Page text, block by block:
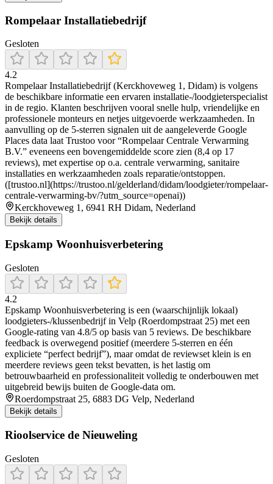
Rompelaar Installatiebedrijf
Gesloten
4.2
Rompelaar Installatiebedrijf (Kerckhoveweg 1, Didam) is volgens
de beschikbare informatie een ervaren installatie-/loodgieterspecialist
in de regio. Klanten beschrijven vooral snelle hulp, vriendelijke en
professionele monteurs en netjes uitgevoerde werkzaamheden. In
aanvulling op de 5-sterren signalen uit de aangeleverde Google
Places data laat Trustoo voor “Rompelaar Centrale Verwarming
B.V.” eveneens een bovengemiddelde score zien (8,4 op 17
reviews), met expertise op o.a. centrale verwarming, sanitaire
installaties en werkzaamheden zoals reparatie/ontstoppen.
([trustoo.nl](https://trustoo.nl/gelderland/didam/loodgieter/rompelaar-
centrale-verwarming-bv/?utm_source=openai))
Kerckhoveweg 1, 6941 RH Didam, Nederland
Bekijk details
Epskamp Woonhuisverbetering
Gesloten
4.2
Epskamp Woonhuisverbetering is een (waarschijnlijk lokaal)
loodgieters-/klussenbedrijf in Velp (Roerdompstraat 25) met een
Google-rating van 4.8/5 op basis van 5 reviews. De beschikbare
feedback is overwegend positief (meerdere 5-sterren en één
expliciete “perfect bedrijf”), maar omdat de reviewset klein is en
meerdere reviews geen tekst bevatten, is het lastig om
betrouwbaarheid en professionaliteit volledig te onderbouwen met
uitgebreid bewijs buiten de Google-data om.
Roerdompstraat 25, 6883 DG Velp, Nederland
Bekijk details
Rioolservice de Nieuweling
Gesloten